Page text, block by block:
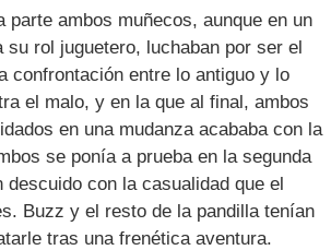
ambos muñecos, aunque en un
rol juguetero, luchaban por ser el
confrontación entre lo antiguo y lo
el malo, y en la que al final, ambos
en una mudanza acababa con la
se ponía a prueba en la segunda
con la casualidad que el
Buzz y el resto de la pandilla tenían
tras una frenética aventura.